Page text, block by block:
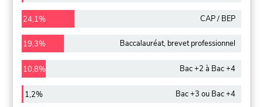
24,1% CAP / BEP
19,3% Baccalauréat, brevet professionnel
10,8% Bac +2 à Bac +4
1,2% Bac +3 ou Bac +4